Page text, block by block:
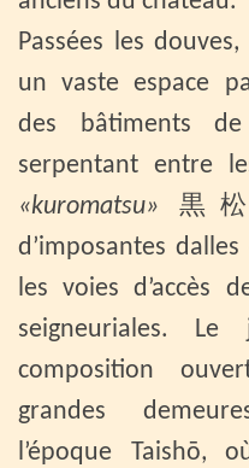
Passées les
un vaste espace
des bâtiments
serpentant entre
«kuromatsu» 黒松
d’imposantes
les voies d’accès
seigneuriales.
composition
grandes
l’époque Taishō,